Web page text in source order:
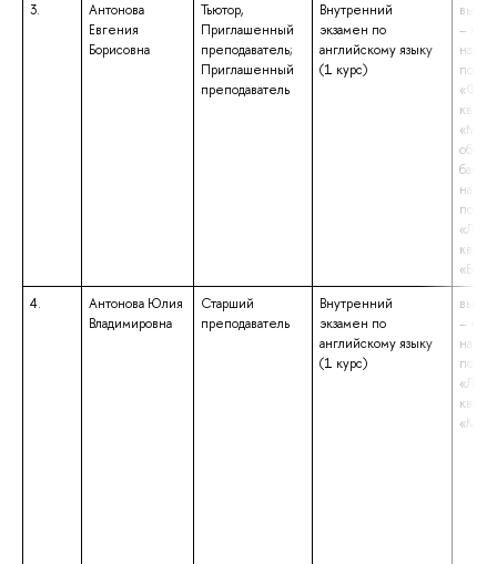
3.
Антонова
Евгения
Борисовна
Тьютор,
Приглашенный
преподаватель;
Приглашенный
преподаватель
Внутренний
экзамен по
английскому языку
(1 курс)
–
4.
Антонова Юлия
Владимировна
Старший
преподаватель
Внутренний
экзамен по
английскому языку
(1 курс)
–